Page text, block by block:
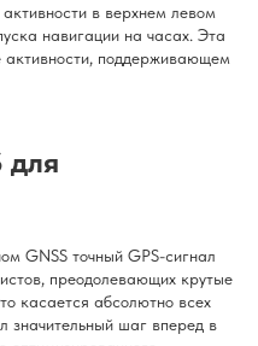
в верхнем левом
навигации на часах. Эта
поддерживающем
для
GNSS точный GPS-сигнал
преодолевающих крутые
касается абсолютно всех
значительный шаг вперед в